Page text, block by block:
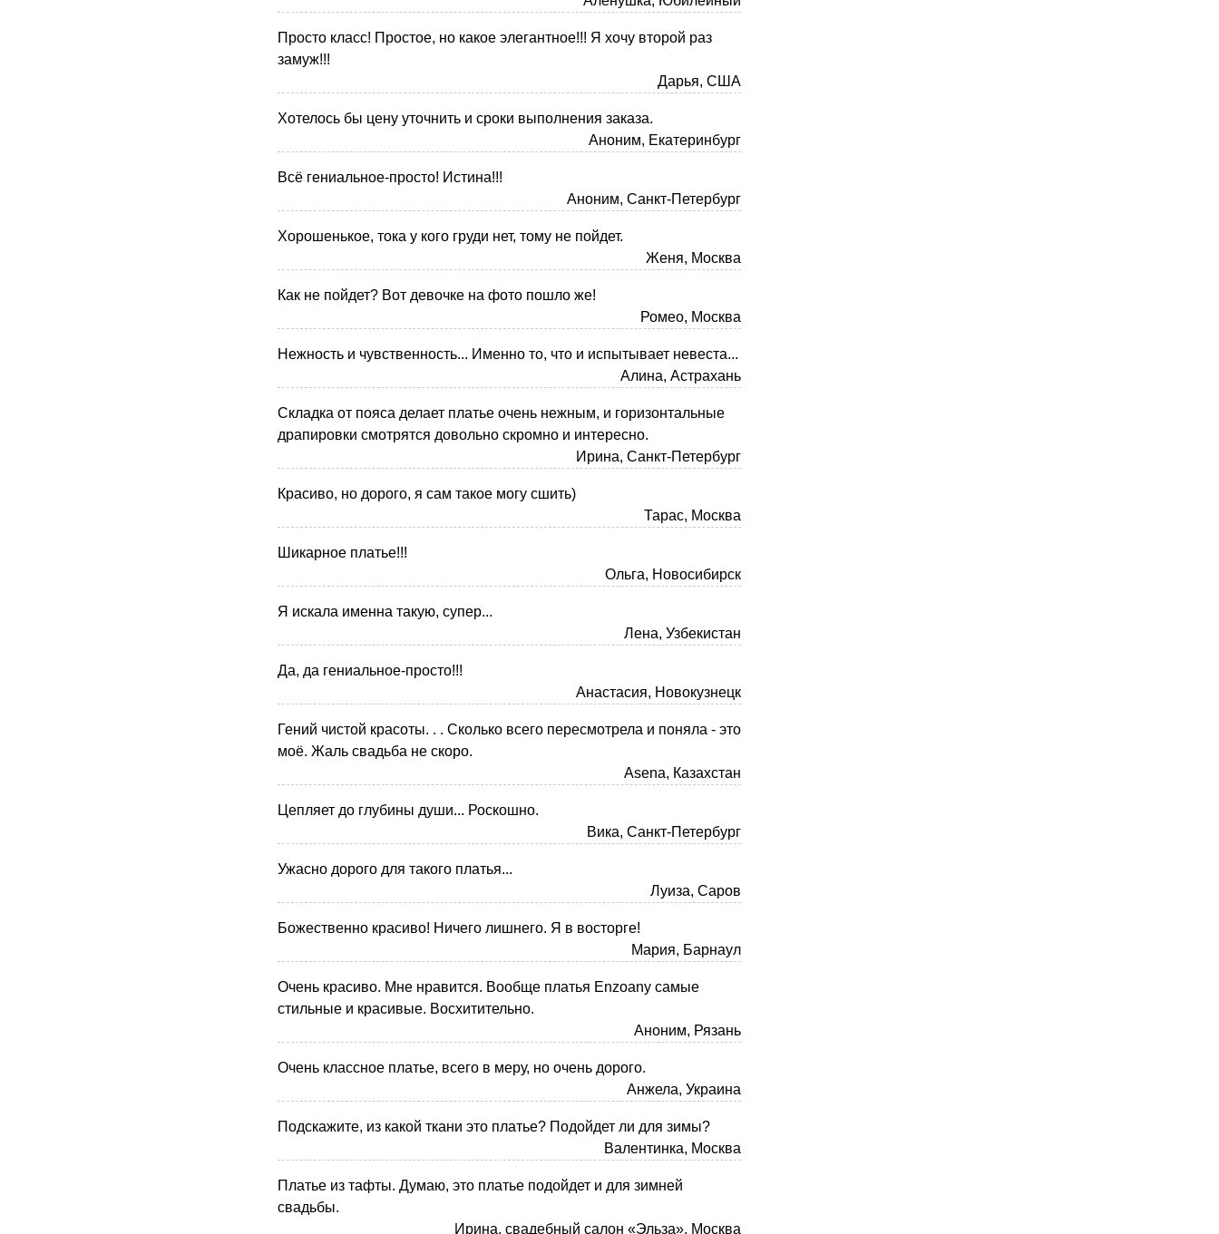
Просто класс! Простое, но какое элегантное!!! Я хочу второй раз
замуж!!!
Дарья, США
Хотелось бы цену уточнить и сроки выполнения заказа.
Аноним, Екатеринбург
Всё гениальное-просто! Истина!!!
Аноним, Санкт-Петербург
Хорошенькое, тока у кого груди нет, тому не пойдет.
Женя, Москва
Как не пойдет? Вот девочке на фото пошло же!
Ромео, Москва
Нежность и чувственность... Именно то, что и испытывает невеста...
Алина, Астрахань
Складка от пояса делает платье очень нежным, и горизонтальные
драпировки смотрятся довольно скромно и интересно.
Ирина, Санкт-Петербург
Красиво, но дорого, я сам такое могу сшить)
Тарас, Москва
Шикарное платье!!!
Ольга, Новосибирск
Я искала именна такую, супер...
Лена, Узбекистан
Да, да гениальное-просто!!!
Анастасия, Новокузнецк
Гений чистой красоты. . . Сколько всего пересмотрела и поняла - это
моё. Жаль свадьба не скоро.
Asena, Казахстан
Цепляет до глубины души... Роскошно.
Вика, Санкт-Петербург
Ужасно дорого для такого платья...
Луиза, Саров
Божественно красиво! Ничего лишнего. Я в восторге!
Мария, Барнаул
Очень красиво. Мне нравится. Вообще платья Enzoany самые
стильные и красивые. Восхитительно.
Аноним, Рязань
Очень классное платье, всего в меру, но очень дорого.
Анжела, Украина
Подскажите, из какой ткани это платье? Подойдет ли для зимы?
Валентинка, Москва
Платье из тафты. Думаю, это платье подойдет и для зимней
свадьбы.
Ирина, свадебный салон «Эльза», Москва